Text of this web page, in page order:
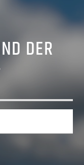
DER